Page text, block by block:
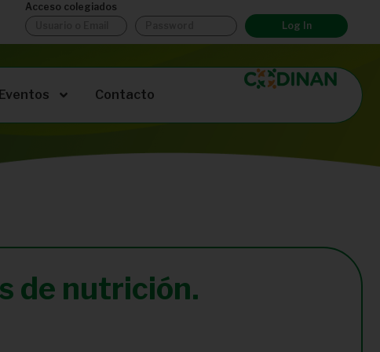
Acceso colegiados
Log In
Eventos Contacto
de nutrición.